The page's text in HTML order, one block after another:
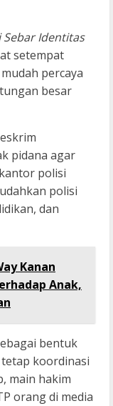
Identitas
setempat
percaya
besar
pidana agar
polisi
polisi
dan
Kanan
Anak,
bentuk
koordinasi
main hakim
orang di media